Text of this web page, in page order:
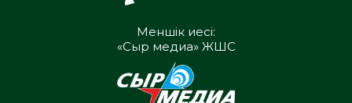
Меншік иесі:
«Сыр медиа» ЖШС